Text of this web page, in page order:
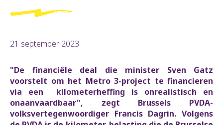
21 september 2023
"De financiële deal die minister Sven Gatz
voorstelt om het Metro 3-project te financieren
via een kilometerheffing is onrealistisch en
onaanvaardbaar", zegt Brussels PVDA-
volksvertegenwoordiger Francis Dagrin. Volgens